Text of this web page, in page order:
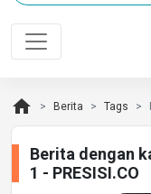
home Berita Tags
Berita dengan
1 - PRESISI.CO